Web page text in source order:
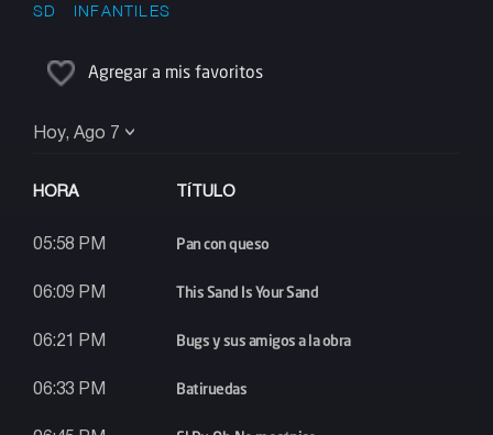
SD INFANTILES
Agregar a mis favoritos
Hoy, Ago 7
HORA TÍTULO
05:58 PM Pan con queso
06:09 PM This Sand Is Your Sand
06:21 PM Bugs y sus amigos a la obra
06:33 PM Batiruedas